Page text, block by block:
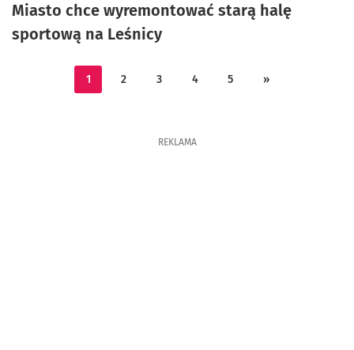
Miasto chce wyremontować starą halę
sportową na Leśnicy
1 2 3 4 5 »
REKLAMA